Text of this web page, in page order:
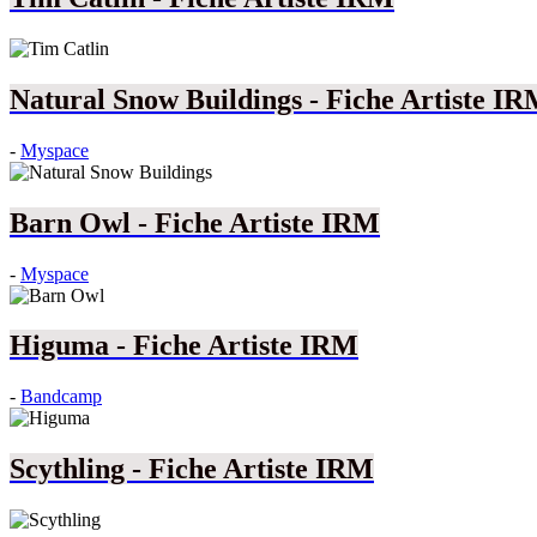
Natural Snow Buildings - Fiche Artiste
- Myspace
Barn Owl - Fiche Artiste IRM
- Myspace
Higuma - Fiche Artiste IRM
- Bandcamp
Scythling - Fiche Artiste IRM